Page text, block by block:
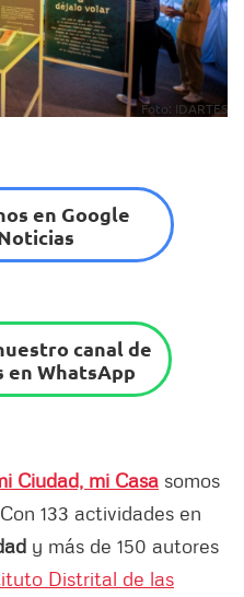
Foto: IDARTES
en Google
canal de
en WhatsApp
Ciudad, mi Casa somos
133 actividades en
y más de 150 autores
Distrital de las